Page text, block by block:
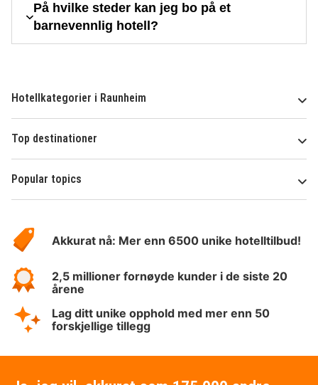
På hvilke steder kan jeg bo på et
barnevennlig hotell?
Hotellkategorier i Raunheim
Top destinationer
Popular topics
Hotelspecials
Akkurat nå: Mer enn 6500 unike hotelltilbud!
2,5 millioner fornøyde kunder i de siste 20
årene
Lag ditt unike opphold med mer enn 50
forskjellige tillegg